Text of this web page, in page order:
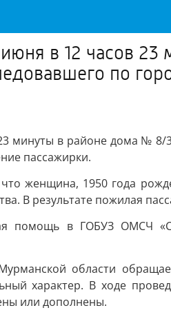
в 12 часов
по
в районе дома № 8/
пассажирки.
женщина, 1950 года
В результате пожилая
помощь в ГОБУЗ ОМСЧ
области
характер. В ходе
или дополнены.